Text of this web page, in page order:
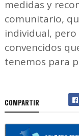
medidas y
comunitario,
individual,
convencidos
tenemos para
COMPARTIR